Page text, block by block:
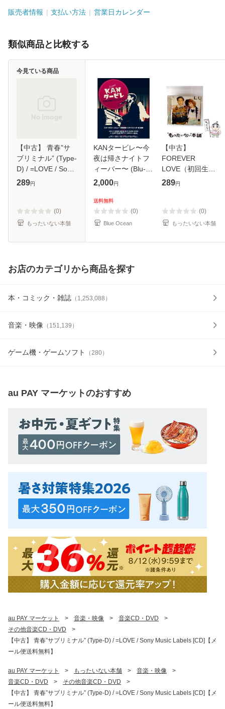
販売者情報 支払い方法 営業日カレンダー
類似商品と比較する
【中古】 青春”サ
ブリミナル” (Type-
D) / =LOVE / Sony
Music Labels [CD]
289円
(0)
もったいない本舗
今見ている商品
KANタービレ〜今
夜は帰さナイトフ
ィーバー〜 (Blu-
ray)
2,000円
送料無料
(0)
Blue Ocean
【中古】
FOREVER
LOVE（初回生産
限定盤） / 清水翔
料無料】
289円
(0)
もったいない本舗
お店のカテゴリから商品を探す
本・コミック・雑誌 （ 1,253,088 ）
音楽・映像 （ 151,139 ）
ゲーム機・ゲームソフト （280）
au PAY マーケットのおすすめ
au PAY マーケット > 音楽・映像 > 音楽CD・DVD
>
その他音楽CD・DVD
>
【中古】 青春”サブリミナル” (Type-D) / =LOVE / Sony Music Labels [CD]【メ
ール便送料無料】
au PAY マーケット > もったいない本舗 > 音楽・映像
>
音楽CD・DVD
> その他音楽CD・DVD
>
【中古】 青春”サブリミナル” (Type-D) / =LOVE / Sony Music Labels [CD]【メ
ール便送料無料】